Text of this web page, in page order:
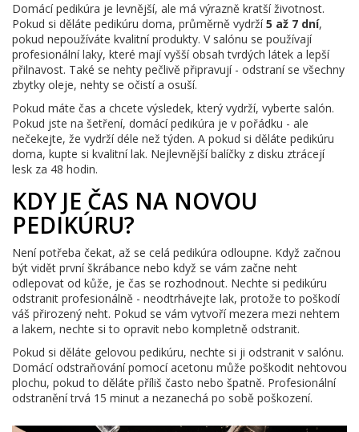
Domácí pedikúra je levnější, ale má výrazně kratší životnost.
Pokud si děláte pedikúru doma, průměrně vydrží5 až 7 dní,
pokud nepoužíváte kvalitní produkty. V salónu se používají
profesionální laky, které mají vyšší obsah tvrdých látek a lepší
přilnavost. Také se nehty pečlivě připravují - odstraní se všechny
zbytky oleje, nehty se očistí a osuší.
Pokud máte čas a chcete výsledek, který vydrží, vyberte salón.
Pokud jste na šetření, domácí pedikúra je v pořádku - ale
nečekejte, že vydrží déle než týden. A pokud si děláte pedikúru
doma, kupte si kvalitní lak. Nejlevnější balíčky z disku ztrácejí
lesk za 48 hodin.
KDY JE ČAS NA NOVOU
PEDIKÚRU?
Není potřeba čekat, až se celá pedikúra odloupne. Když začnou
být vidět první škrábance nebo když se vám začne neht
odlepovat od kůže, je čas se rozhodnout. Nechte si pedikúru
odstranit profesionálně - neodtrhávejte lak, protože to poškodí
váš přirozený neht. Pokud se vám vytvoří mezera mezi nehtem
a lakem, nechte si to opravit nebo kompletně odstranit.
Pokud si děláte gelovou pedikúru, nechte si ji odstranit v salónu.
Domácí odstraňování pomocí acetonu může poškodit nehtovou
plochu, pokud to děláte příliš často nebo špatně. Profesionální
odstranění trvá 15 minut a nezanechá po sobě poškození.